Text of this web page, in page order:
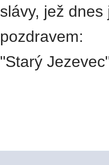
slávy, jež
pozdravem:
"Starý